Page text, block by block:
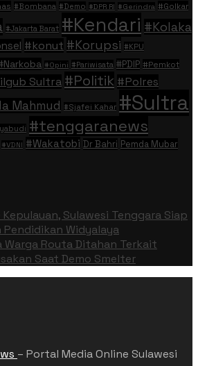
#Bombana #Demo #DPR RI #Gerindra #Golkar
#Jakarta Barat #Kendari #Kolaka
#konut #Korupsi #KPU
#Opini #Pariwisata #PDIP #Pemkot
Sultra #Politik #Polres
Mahmud #Sjafei Kahar #Sultra
#tenggaranews
#VDNI #Wakatobi Dr Bahri Pemda Mubar
Sulawesi Tenggara Siap
Pendidikan Widyalaya
Warga Routa Ditahan Terkait
Saat Demo Smelter
– Portal Media Online Sulawesi